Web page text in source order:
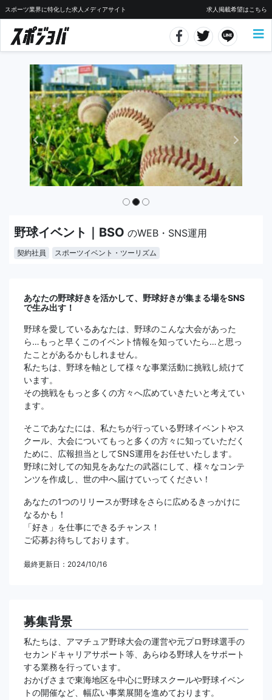
スポーツ業界に特化した求人メディアサイト 求人掲載希望はこちら
野球イベント｜BSO のWEB・SNS運用
契約社員 スポーツイベント・ツーリズム
あなたの野球好きを活かして、野球好きが集まる場をSNS
で生み出す！
野球を愛しているあなたは、野球のこんな大会があった
ら…もっと早くこのイベント情報を知っていたら…と思っ
たことがあるかもしれません。
私たちは、野球を軸として様々な事業活動に挑戦し続けて
います。
その挑戦をもっと多くの方々へ広めていきたいと考えてい
ます。
そこであなたには、私たちが行っている野球イベントやス
クール、大会についてもっと多くの方々に知っていただく
ために、広報担当としてSNS運用をお任せいたします。
野球に対しての知見をあなたの武器にして、様々なコンテ
ンツを作成し、世の中へ届けていってください！
あなたの1つのリリースが野球をさらに広めるきっかけに
なるかも！
「好き」を仕事にできるチャンス！
ご応募お待ちしております。
最終更新日：2024/10/16
募集背景
私たちは、アマチュア野球大会の運営や元プロ野球選手の
セカンドキャリアサポート等、あらゆる野球人をサポート
する業務を行っています。
おかげさまで東海地区を中心に野球スクールや野球イベン
トの開催など、幅広い事業展開を進めております。